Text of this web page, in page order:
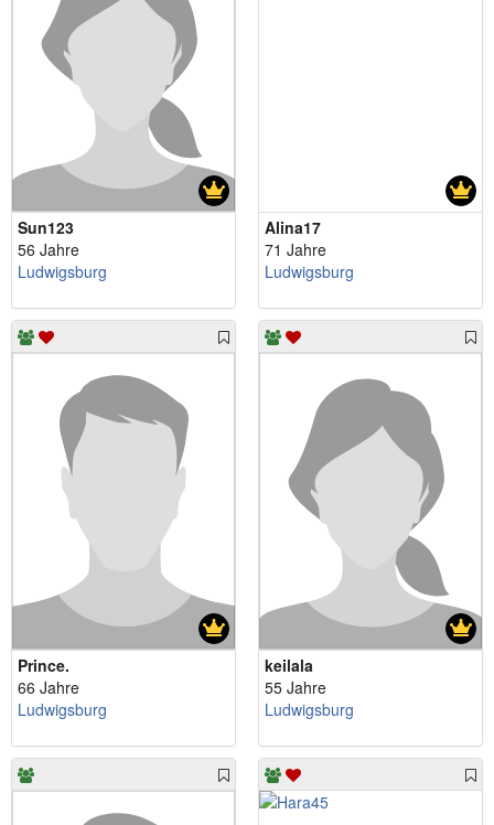
Sun123
56 Jahre
Ludwigsburg
Alina17
71 Jahre
Ludwigsburg
Prince.
66 Jahre
Ludwigsburg
keilala
55 Jahre
Ludwigsburg